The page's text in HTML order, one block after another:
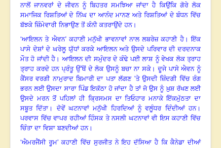
ਨਾਲੋਂ ਜਾਨਵਰਾਂ ਦੇ ਜੀਵਨ ਨੂੰ ਬਿਹਤਰ ਸਮਝਿਆ ਜਾਂਦਾ ਹੈ ਕਿਉਂਕਿ ਗੋਰੇ ਲੋਕ
ਸਮਾਜਿਕ ਰਿਸ਼ਤਿਆਂ ਦੇ ਨਿੱਘ ਦਾ ਆਨੰਦ ਮਾਨਣ ਅਤੇ ਰਿਸ਼ਤਿਆਂ ਦੇ ਬੰਧਨ ਵਿੱਚ
ਬੱਝਕੇ ਜ਼ਿੰਮੇਵਾਰੀ ਨਿਭਾਉਣ ਤੋਂ ਕੰਨੀ ਕਤਰਾਉਂਦੇ ਹਨ।
‘ਆਇਲਨ ਤੇ ਐਵਨ’ ਕਹਾਣੀ ਮਨੁੱਖੀ ਭਾਵਨਾਵਾਂ ਨਾਲ ਲਬਰੇਜ਼ ਕਹਾਣੀ ਹੈ।ਇੱਕ
ਪਾਸੇ ਦੇਸ਼ਾਂ ਦੇ ਘਰੇਲੂ ਯੁੱਧਾਂ ਕਰਕੇ ਆਇਲਨ ਅਤੇ ਉਸਦੇ ਪਰਿਵਾਰ ਦੀ ਦਰਦਨਾਕ
ਮੌਤ ਹੋ ਜਾਂਦੀ ਹੈ । ਆਇਲਨ ਦੀ ਸਮੁੰਦਰ ਦੇ ਕੰਢੇ ਪਈ ਲਾਸ਼ ਨੂੰ ਵੇਖਕ ਲੋਕ ਤ੍ਰਾਹ
ਤ੍ਰਾਹ ਕਰਦੇ ਹਨ ਪ੍ਰੰਤੂ ਉੱਥੋਂ ਦੇ ਲੋਕ ਉਸਨੂੰ ਬਚਾ ਨਾ ਸਕੇ । ਦੂਜੇ ਪਾਸੇ ਐਵਨ ਨੂੰ
ਕੈਂਸਰ ਵਰਗੀ ਨਾਮੁਰਾਦ ਬਿਮਾਰੀ ਦਾ ਪਤਾ ਲੱਗਣ ’ਤੇ ਉਸਦੀ ਜ਼ਿੰਦਗੀ ਵਿੱਚ ਰੰਗ
ਭਰਨ ਲਈ ਉਸਦਾ ਸਾਰਾ ਪਿੰਡ ਇਕੱਠਾ ਹੋ ਜਾਂਦਾ ਹੈ ਤਾਂ ਜੋ ਉਸ ਨੂੰ ਖ਼ੁਸ਼ ਰੱਖਣ ਲਈ
ਉਸਦੇ ਮਰਨ ਤੋਂ ਪਹਿਲਾਂ ਹੀ ਕ੍ਰਿਸਮਸ ਦਾ ਤਿਓਹਾਰ ਮਨਾਕੇ ਇੱਕਮੁੱਠਤਾ ਦਾ
ਸਬੂਤ ਦਿੱਤਾ । ਦੋਵੇਂ ਘਟਨਾਵਾਂ ਮਨੁੱਖੀ ਹਿਰਦਿਆਂ ਨੂੰ ਵਲੂੰਧਰ ਦਿੰਦੀਆਂ ਹਨ।
ਪਰਵਾਸ ਵਿੱਚ ਵਾਪਰ ਰਹੀਆਂ ਹਿੰਸਕ ਤੇ ਨਸਲੀ ਘਟਨਾਵਾਂ ਵੀ ਇਸ ਕਹਾਣੀ ਵਿੱਚ
ਚਿੰਤਾ ਦਾ ਵਿਸ਼ਾ ਬਣਦੀਆਂ ਹਨ।
‘ਐਮਰਜੈਂਸੀ ਰੂਮ’ ਕਹਾਣੀ ਵਿੱਚ ਸੁਰਜੀਤ ਨੇ ਇਹ ਦੱਸਿਆ ਹੈ ਕਿ ਕੈਨੇਡਾ ਦੀਆਂ